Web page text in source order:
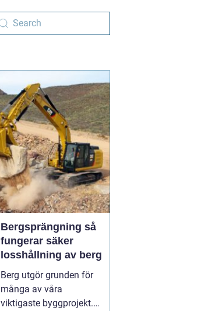
Bergsprängning så
fungerar säker
losshållning av berg
Berg utgör grunden för
många av våra
viktigaste byggprojekt.